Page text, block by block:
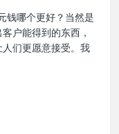
钱哪个更好？当然是
户能得到的东西，
们更愿意接受。我